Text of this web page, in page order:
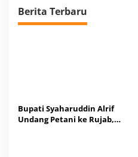
Berita Terbaru
Bupati Syaharuddin Alrif
Undang Petani ke Rujab,